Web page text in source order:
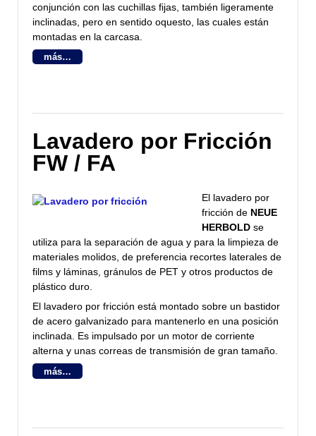
conjunción con las cuchillas fijas, también ligeramente
inclinadas, pero en sentido oquesto, las cuales están
montadas en la carcasa.
más…
Lavadero por Fricción
FW / FA
El lavadero por
fricción de NEUE
HERBOLD se
utiliza para la separación de agua y para la limpieza de
materiales molidos, de preferencia recortes laterales de
films y láminas, gránulos de PET y otros productos de
plástico duro.
El lavadero por fricción está montado sobre un bastidor
de acero galvanizado para mantenerlo en una posición
inclinada. Es impulsado por un motor de corriente
alterna y unas correas de transmisión de gran tamaño.
más…